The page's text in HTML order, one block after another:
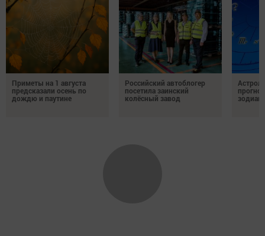
Приметы на 1 августа
предсказали осень по
дождю и паутине
Российский автоблогер
посетила заинский
колёсный завод
зодиака